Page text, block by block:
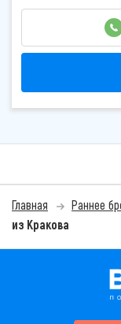
Главная Раннее
из Кракова